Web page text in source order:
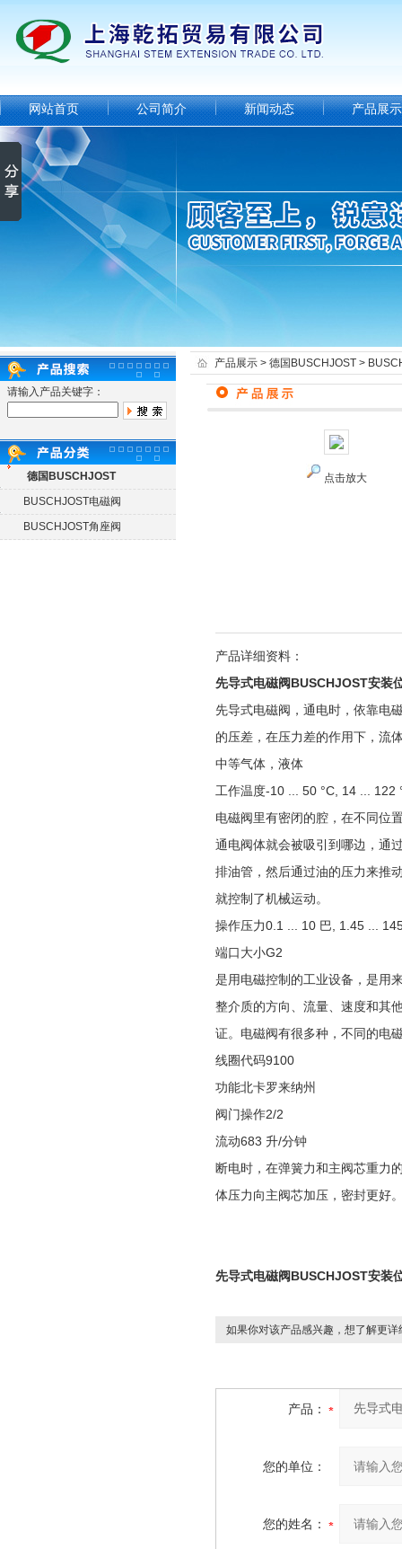
网站首页 公司简介 新闻动态 产品展示
请输入产品关键字：
德国BUSCHJOST
BUSCHJOST电磁阀
BUSCHJOST角座阀
产品展示 > 德国BUSCHJOST >
点击放大
产品详细资料：
先导式电磁阀BUSCHJOST安装
先导式电磁阀，通电时，依靠电
的压差，在压力差的作用下，流
中等气体，液体
工作温度-10 ... 50 °C, 14 ... 122
电磁阀里有密闭的腔，在不同位
通电阀体就会被吸引到哪边，通
排油管，然后通过油的压力来推
就控制了机械运动。
操作压力0.1 ... 10 巴, 1.45 ...
端口大小G2
是用电磁控制的工业设备，是用
整介质的方向、流量、速度和其
证。电磁阀有很多种，不同的电
线圈代码9100
功能北卡罗来纳州
阀门操作2/2
流动683 升/分钟
断电时，在弹簧力和主阀芯重力
体压力向主阀芯加压，密封更好
先导式电磁阀BUSCHJOST安装
如果你对该产品感兴趣，想了解更详
产品：
您的单位：
您的姓名：